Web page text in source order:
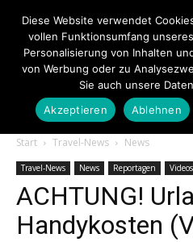
|
Start Travel-News News
Travel-News News Reportagen Videos
ACHTUNG!
Handykosten
Diese Website verwendet
vollen Funktionsumfang
Personalisierung von Inhalten
von Werbung oder zu
Sie auch unsere
Akzeptieren
Ablehnen